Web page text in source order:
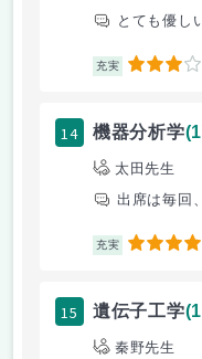
とても優し
充実 3
14 機器分析学
太田先生
出席は毎回
充実 5
15 遺伝子工学
秦野先生